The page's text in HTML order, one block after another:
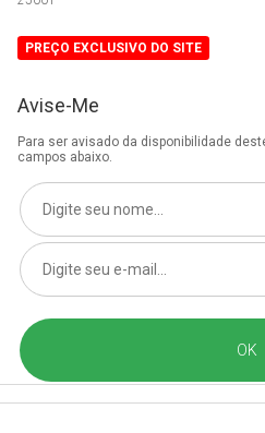
PREÇO EXCLUSIVO DO SITE
Avise-Me
Para ser avisado da disponibilidade
campos abaixo.